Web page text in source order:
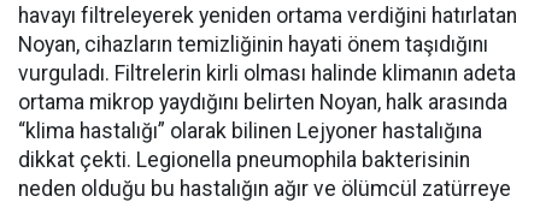
havayı filtreleyerek yeniden ortama verdiğini hatırlatan
Noyan, cihazların temizliğinin hayati önem taşıdığını
vurguladı. Filtrelerin kirli olması halinde klimanın adeta
ortama mikrop yaydığını belirten Noyan, halk arasında
“klima hastalığı” olarak bilinen Lejyoner hastalığına
dikkat çekti. Legionella pneumophila bakterisinin
neden olduğu bu hastalığın ağır ve ölümcül zatürreye